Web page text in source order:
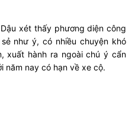
xét thấy phương diện công
như ý, có nhiều chuyện khó
xuất hành ra ngoài chú ý cẩn
năm nay có hạn về xe cộ.